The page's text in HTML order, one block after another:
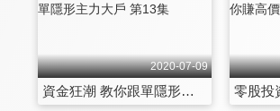
2020-07-09
資金狂潮 教你跟單隱形主力大戶 第13集